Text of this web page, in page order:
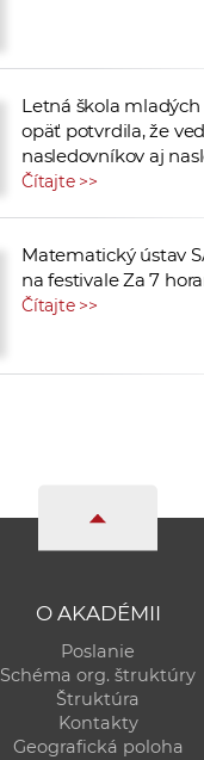
Letná škola
opäť potvrdila, že
nasledovníkov aj
Čítajte >>
Matematický ústav
na festivale Za 7
Čítajte >>
O AKADÉMII
Poslanie
Schéma org. štruktúry
Štruktúra
Kontakty
Geografická poloha